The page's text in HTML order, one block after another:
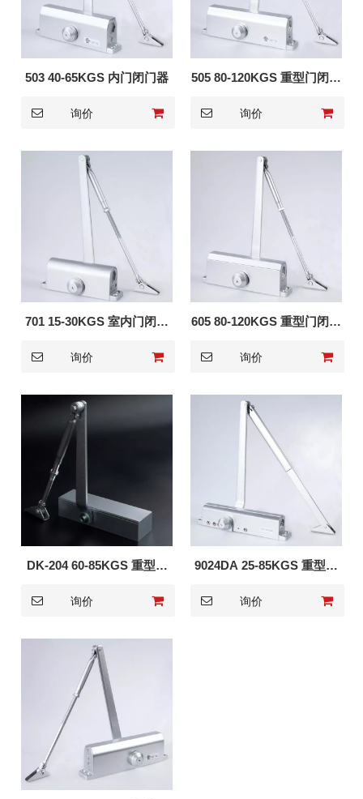
503 40-65KGS 内门闭门器
询价
505 80-120KGS 重型门闭门
询价
701 15-30KGS 室内门闭门
询价
605 80-120KGS 重型门闭门
询价
DK-204 60-85KGS 重型门
询价
9024DA 25-85KGS 重型门
询价